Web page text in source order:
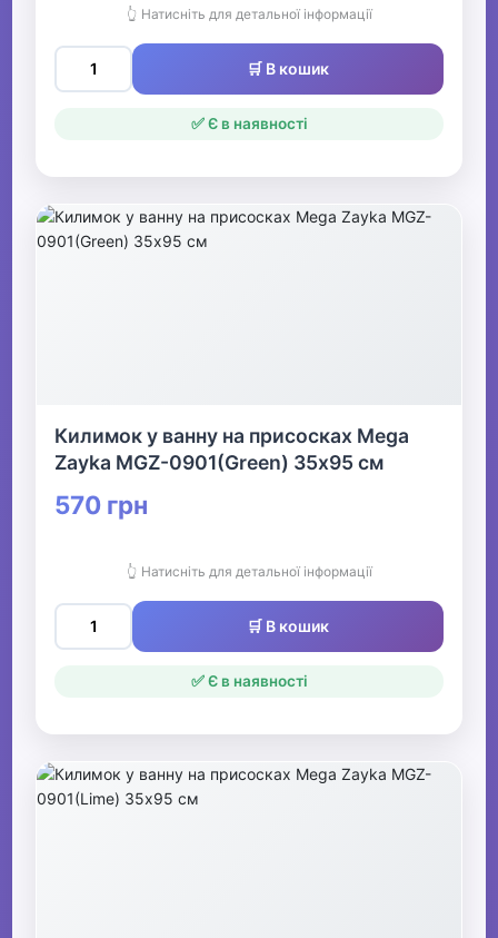
👆 Натисніть для детальної інформації
🛒 В кошик
✅ Є в наявності
Килимок у ванну на присосках Mega
Zayka MGZ-0901(Green) 35х95 см
570 грн
👆 Натисніть для детальної інформації
🛒 В кошик
✅ Є в наявності